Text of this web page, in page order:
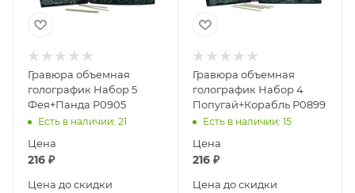
Гравюра объемная
голографик Набор 5
Фея+Панда Р0905
Есть в наличии: 21
Цена
216 ₽
Цена до скидки
Гравюра объемная
голографик Набор 4
Попугай+Корабль Р0899
Есть в наличии: 15
Цена
216₽
Цена до скидки